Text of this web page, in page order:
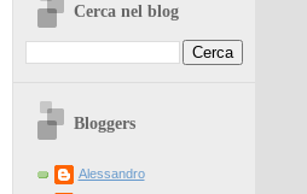
Cerca nel blog
Bloggers
Alessandro